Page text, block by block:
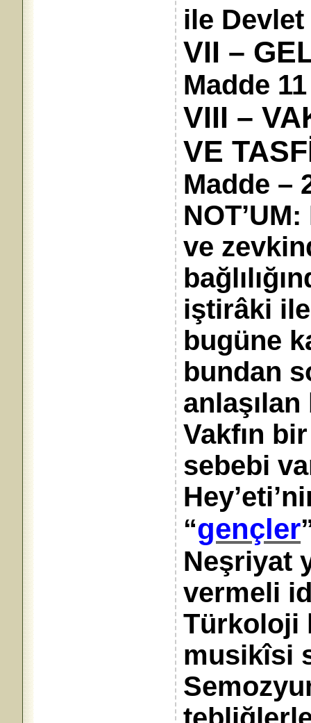
ile Devlet
VII –
Madde
VIII –
VE
Madde –
ve
iştirâki
bugüne
bundan
Vakfın
sebebi
“gençler
Neşriyat
vermeli
Türkoloji
musikîsi